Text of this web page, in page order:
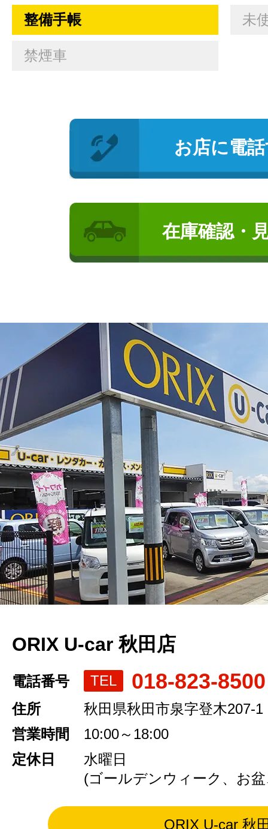
整備手帳 未
禁煙車
お店に電
在庫確認・
ORIX U-car 秋田店
電話番号 TEL 018-823-8500
住所
秋田県秋田市泉字登木207-1
営業時間
10:00～18:00
定休日
水曜日
(ゴールデンウィーク、お
ORIX U-car 秋